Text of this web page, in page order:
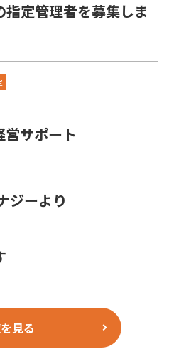
定管理者を募集しま
サポート
ジーより
見る